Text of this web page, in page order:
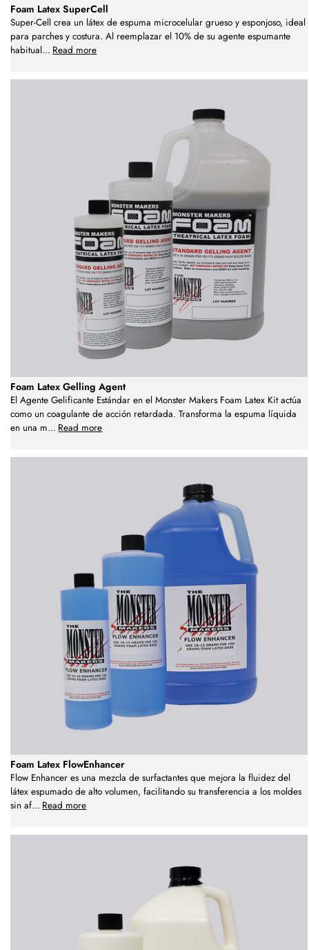
Foam Latex SuperCell
Super-Cell crea un látex de espuma microcelular grueso y esponjoso, ideal
para parches y costura. Al reemplazar el 10% de su agente espumante
habitual... Read more
Foam Latex Gelling Agent
El Agente Gelificante Estándar en el Monster Makers Foam Latex Kit actúa
como un coagulante de acción retardada. Transforma la espuma líquida
en una m... Read more
Foam Latex FlowEnhancer
Flow Enhancer es una mezcla de surfactantes que mejora la fluidez del
látex espumado de alto volumen, facilitando su transferencia a los moldes
sin af... Read more